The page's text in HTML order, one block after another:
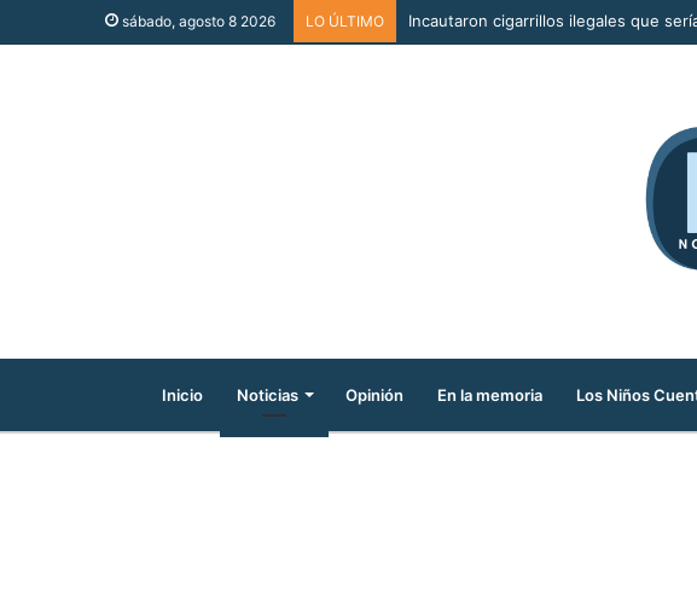
sábado, agosto 8 2026 LO ÚLTIMO Incautaron cigarrillos ilegales que
Inicio Noticias Opinión En la memoria Los Niños